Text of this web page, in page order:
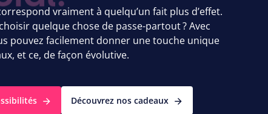
vraiment à quelqu’un fait plus d’effet.
quelque chose de passe-partout ? Avec
pouvez facilement donner une touche unique
et ce, de façon évolutive.
Découvrez nos cadeaux